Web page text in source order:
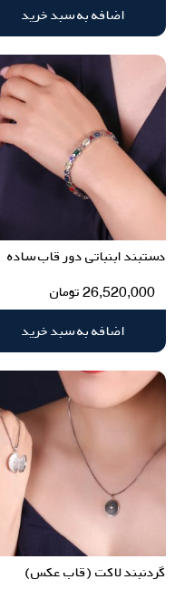
اضافه به سبد خرید
دستبند ابنباتی دور قاب ساده
26,520,000تومان
اضافه به سبد خرید
گردنبند لاکت (قاب عکس)